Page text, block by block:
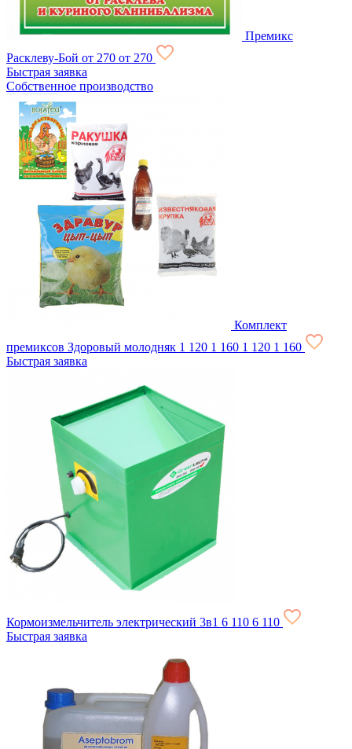
Премикс
Расклеву-Бой от 270 от 270
Быстрая заявка
Собственное производство
Комплект
премиксов Здоровый молодняк 1 120 1 160 1 120 1 160
Быстрая заявка
Кормоизмельчитель электрический 3в1 6 110 6 110
Быстрая заявка